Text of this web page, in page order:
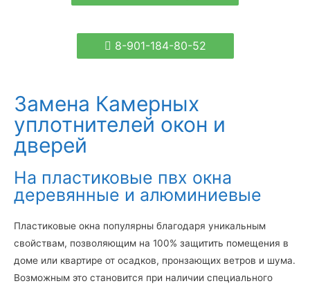
8-901-184-80-52
Замена Камерных
уплотнителей окон и
дверей
На пластиковые пвх окна
деревянные и алюминиевые
Пластиковые окна популярны благодаря уникальным
свойствам, позволяющим на 100% защитить помещения в
доме или квартире от осадков, пронзающих ветров и шума.
Возможным это становится при наличии специального